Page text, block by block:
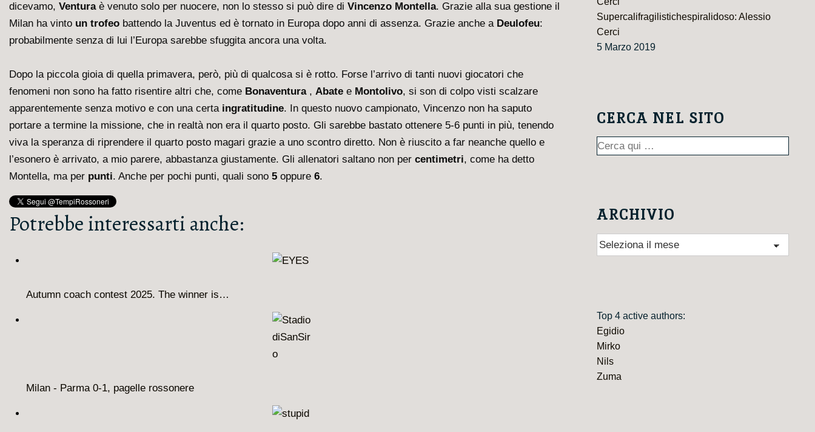
dicevamo, Venturaè venuto solo per nuocere, non lo stesso si può dire di Vincenzo Montella. Grazie alla sua gestione il
Milan ha vinto un trofeo battendo la Juventus ed è tornato in Europa dopo anni di assenza. Grazie anche a Deulofeu:
probabilmente senza di lui l’Europa sarebbe sfuggita ancora una volta.
Dopo la piccola gioia di quella primavera, però, più di qualcosa si è rotto. Forse l’arrivo di tanti nuovi giocatori che
fenomeni non sono ha fatto risentire altri che, come Bonaventura, Abate e Montolivo, si son di colpo visti scalzare
apparentemente senza motivo e con una certa ingratitudine. In questo nuovo campionato, Vincenzo non ha saputo
portare a termine la missione, che in realtà non era il quarto posto. Gli sarebbe bastato ottenere 5-6 punti in più, tenendo
viva la speranza di riprendere il quarto posto magari grazie a uno scontro diretto. Non è riuscito a far neanche quello e
l’esonero è arrivato, a mio parere, abbastanza giustamente. Gli allenatori saltano non per centimetri, come ha detto
Montella, ma per punti. Anche per pochi punti, quali sono 5 oppure 6.
Potrebbe interessarti anche:
Autumn coach contest 2025. The winner is…
Milan - Parma 0-1, pagelle rossonere
Supercalifragilistichespiralidoso: Alessio
Cerci
5 Marzo 2019
CERCA NEL SITO
Cerca:
ARCHIVIO
Archivio
Top 4 active authors:
Egidio
Mirko
Nils
Zuma